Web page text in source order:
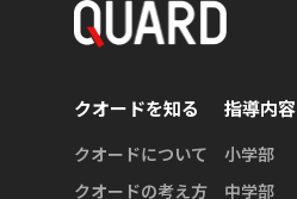
クオードを知る
クオードについて
クオードの考え方
指導内容
小学部
中学部